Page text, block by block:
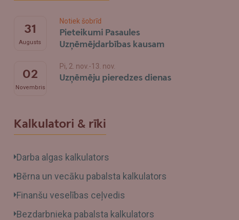
31
Augusts
Notiek šobrīd
Pieteikumi Pasaules
Uzņēmējdarbības kausam
02
Novembris
Pi, 2. nov.-13. nov.
Uzņēmēju pieredzes dienas
Kalkulatori & rīki
Darba algas kalkulators
Bērna un vecāku pabalsta kalkulators
Finanšu veselības ceļvedis
Bezdarbnieka pabalsta kalkulators